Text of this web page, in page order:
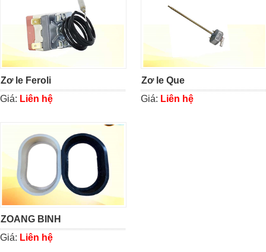
Zơ le Feroli
Giá: Liên hệ
Zơ le Que
Giá: Liên hệ
ZOANG BINH
Giá: Liên hệ